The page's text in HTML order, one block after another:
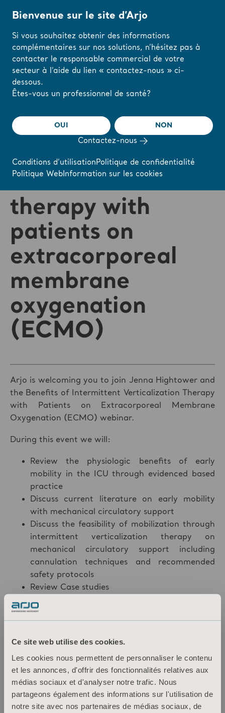
Ce site web utilise des cookies.
Les cookies nous permettent de personnaliser le contenu
et les annonces, d'offrir des fonctionnalités relatives aux
médias sociaux et d'analyser notre trafic. Nous
partageons également des informations sur l'utilisation de
notre site avec nos partenaires de médias sociaux, de
Modifiez votre
langue ici
J'AI COMPRIS
Accueil / ... / Webinaires et formations en ligne de l’Académie Arjo
❮ Retour aux webinaires
Benefits of
intermittent
verticalization
therapy with
patients on
extracorporeal
membrane
oxygenation
(ECMO)
Arjo is welcoming you to join Jenna Hightower and
the Benefits of Intermittent Verticalization Therapy
with Patients on Extracorporeal Membrane
Oxygenation (ECMO) webinar.
During this event we will:
Review the physiologic benefits of early
mobility in the ICU through evidenced based
practice
Discuss current literature on early mobility
with mechanical circulatory support
Discuss the feasibility of mobilization through
intermittent verticalization therapy on
mechanical circulatory support including
cannulation techniques and recommended
safety protocols
Review Case studies
Bienvenue sur le site d’Arjo
Si vous souhaitez obtenir des informations
complémentaires sur nos solutions, n’hésitez pas à
contacter le responsable commercial de votre
secteur à l’aide du lien « contactez-nous » ci-
dessous.
Êtes-vous un professionnel de santé?
OUI NON
Contactez-nous
Conditions d’utilisationPolitique de confidentialité
Politique WebInformation sur les cookies